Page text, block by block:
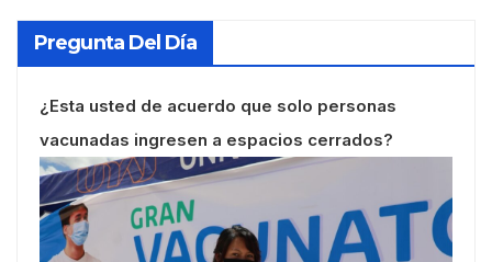
Pregunta Del Día
¿Esta usted de acuerdo que solo personas
vacunadas ingresen a espacios cerrados?